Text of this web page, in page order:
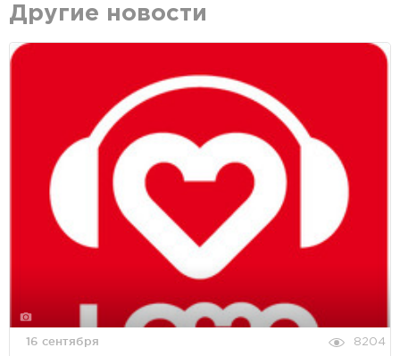
Другие новости
16 сентября 8204